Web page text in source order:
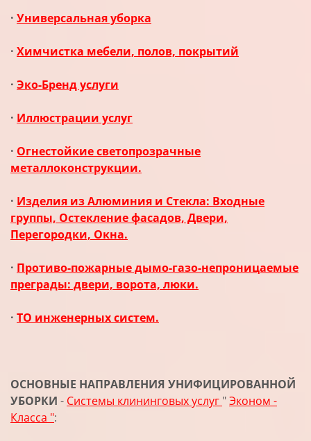
· Универсальная уборка
· Химчистка мебели, полов, покрытий
· Эко-Бренд услуги
· Иллюстрации услуг
· Огнестойкие светопрозрачные
металлоконструкции.
· Изделия из Алюминия и Стекла: Входные
группы, Остекление фасадов, Двери,
Перегородки, Окна.
· Противо-пожарные дымо-газо-непроницаемые
преграды: двери, ворота, люки.
· ТО инженерных систем.
ОСНОВНЫЕ НАПРАВЛЕНИЯ УНИФИЦИРОВАННОЙ
УБОРКИ - Системы клининговых услуг "Эконом -
Класса ":